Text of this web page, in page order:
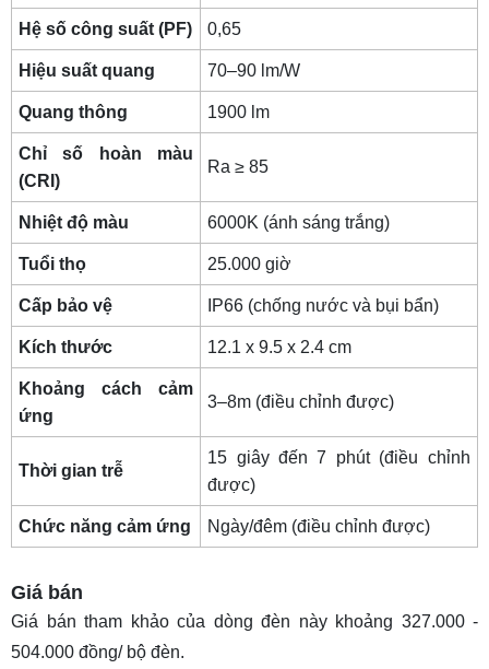
Hệ số công suất (PF) 0,65
Hiệu suất quang 70–90 lm/W
Quang thông 1900 lm
Chỉ số hoàn màu
(CRI)
Ra ≥ 85
Nhiệt độ màu 6000K (ánh sáng trắng)
Tuổi thọ 25.000 giờ
Cấp bảo vệ IP66 (chống nước và bụi bẩn)
Kích thước 12.1 x 9.5 x 2.4 cm
Khoảng cách cảm
ứng
3–8m (điều chỉnh được)
Thời gian trễ
15 giây đến 7 phút (điều chỉnh
được)
Chức năng cảm ứng Ngày/đêm (điều chỉnh được)
Giá bán
Giá bán tham khảo của dòng đèn này khoảng 327.000 -
504.000 đồng/ bộ đèn.